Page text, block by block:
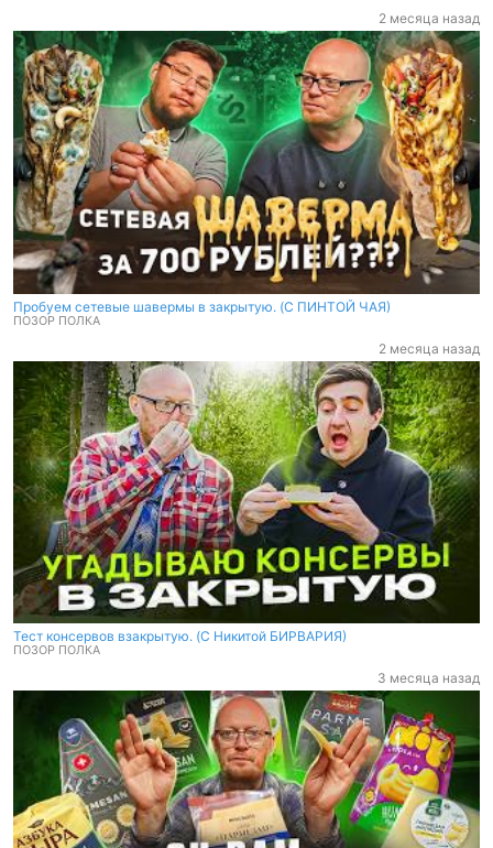
2 месяца назад
Пробуем сетевые шавермы в закрытую. (C ПИНТОЙ ЧАЯ)
ПОЗОР ПОЛКА
2 месяца назад
Тест консервов взакрытую. (C Никитой БИРВАРИЯ)
ПОЗОР ПОЛКА
3 месяца назад